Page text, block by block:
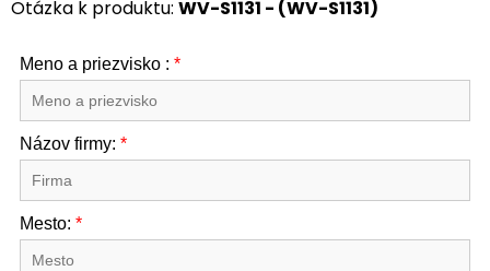
Otázka k produktu: WV-S1131 - (WV-S1131)